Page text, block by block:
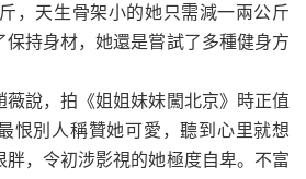
，天生骨架小的她只需減一兩公斤
持身材，她還是嘗試了多種健身方
說，拍《姐姐妹妹闖北京》時正值
恨別人稱贊她可愛，聽到心里就想
，令初涉影視的她極度自卑。不富